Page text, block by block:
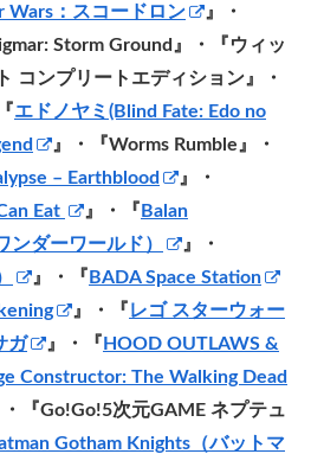
Wars：スコードロン
』・
Storm Ground 』・『ウィッ
コンプリートエディション』・
エドノヤミ(Blind Fate: Edo no
』・『Worms Rumble』・
– Earthblood
』・
Eat 』・『Balan
ダーワールド）
』・
』・『BADA Space Station
』・『レゴ スターウォー
ガ
』・『HOOD OUTLAWS &
Constructor: The Walking Dead
・『Go!Go!5次元GAME ネプテュ
Gotham Knights（バットマ